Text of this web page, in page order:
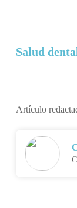
Salud
Artículo